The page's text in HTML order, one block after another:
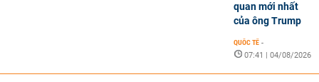
quan mới nhất
của ông Trump
QUỐC TẾ -
07:41 | 04/08/2026